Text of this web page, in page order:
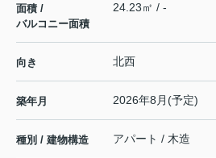
面積 /
バルコニー面積
24.23㎡ / -
向き 北西
築年月 2026年8月(予定)
種別 / 建物構造 アパート / 木造